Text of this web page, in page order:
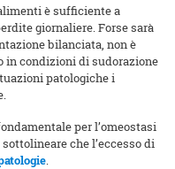
è sufficiente a
giornaliere. Forse sarà
bilanciata, non è
in condizioni di sudorazione
patologiche i
per l’omeostasi
che l’eccesso di
.